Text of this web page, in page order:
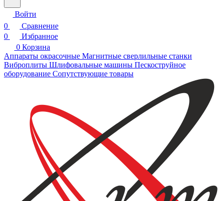
Войти
0
Сравнение
0
Избранное
0 Корзина
Аппараты окрасочные Магнитные сверлильные станки
Виброплиты Шлифовальные машины Пескоструйное
оборудование Сопутствующие товары